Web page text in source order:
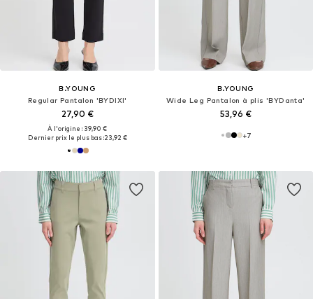
B.YOUNG
Regular Pantalon 'BYDIXI'
27,90 €
À l'origine : 39,90 €
Dernier prix le plus bas :23,92 €
B.YOUNG
Wide Leg Pantalon à plis 'BYDanta'
53,96 €
+7